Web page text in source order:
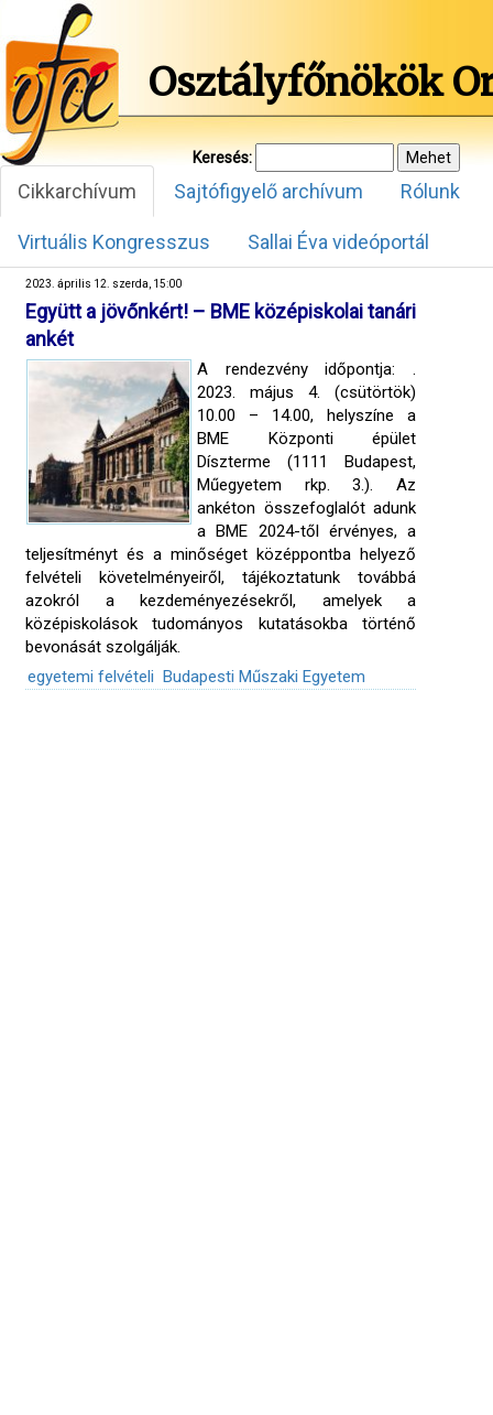
Osztályfőnökök
Keresés:
Cikkarchívum Sajtófigyelő archívum Rólunk
Virtuális Kongresszus Sallai Éva videóportál
2023. április 12. szerda, 15:00
Együtt a jövőnkért! – BME középiskolai tanári
ankét
A rendezvény időpontja: .
2023. május 4. (csütörtök)
10.00 – 14.00, helyszíne a
BME Központi épület
Díszterme (1111 Budapest,
Műegyetem rkp. 3.). Az
ankéton összefoglalót adunk
a BME 2024-től érvényes, a
teljesítményt és a minőséget középpontba helyező
felvételi követelményeiről, tájékoztatunk továbbá
azokról a kezdeményezésekről, amelyek a
középiskolások tudományos kutatásokba történő
bevonását szolgálják.
egyetemi felvételi Budapesti Műszaki Egyetem